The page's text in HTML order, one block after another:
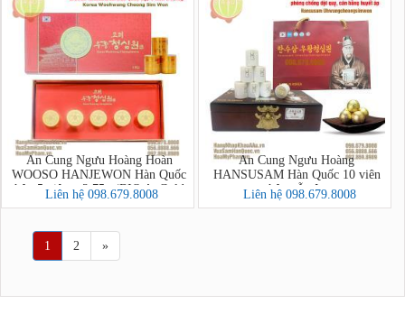
An Cung Ngưu Hoàng Hoàn
WOOSO HANJEWON Hàn Quốc
hộp 5 viên x 3,75g (BIO ApGold
Korea Woohwang Cheong Sim
Liên hệ 098.679.8008
An Cung Ngưu Hoàng
HANSUSAM Hàn Quốc 10 viên
hộp gỗ nâu
Liên hệ 098.679.8008
1 2 »